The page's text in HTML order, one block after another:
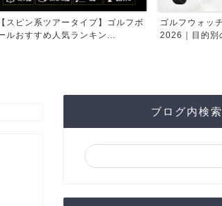
】ゴルフボ
ン...
ゴルフウォッチおすすめランキング
2026｜目的別のおすす...
ブログ内検索